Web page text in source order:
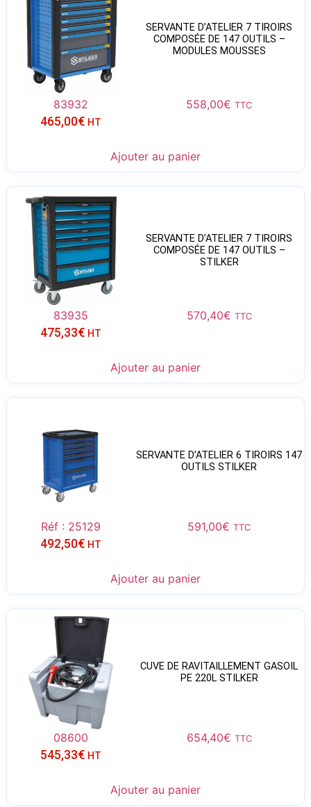
SERVANTE D’ATELIER 7 TIROIRS
COMPOSÉE DE 147 OUTILS –
MODULES MOUSSES
83932 558,00€ TTC
465,00€ HT
Ajouter au panier
SERVANTE D’ATELIER 7 TIROIRS
COMPOSÉE DE 147 OUTILS –
STILKER
83935 570,40€ TTC
475,33€ HT
Ajouter au panier
SERVANTE D’ATELIER 6 TIROIRS 147
OUTILS STILKER
Réf : 25129 591,00€ TTC
492,50€ HT
Ajouter au panier
CUVE DE RAVITAILLEMENT GASOIL
PE 220L STILKER
08600 654,40€ TTC
545,33€ HT
Ajouter au panier